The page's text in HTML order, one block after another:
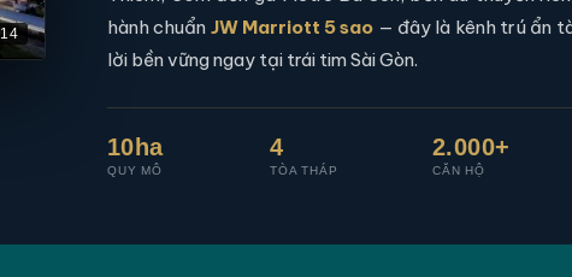
hành chuẩn JW Marriott 5 sao — đây là kênh trú ẩn
lời bền vững ngay tại trái tim Sài Gòn.
10ha
QUY MÔ
4
TÒA THÁP
2.000+
CĂN HỘ